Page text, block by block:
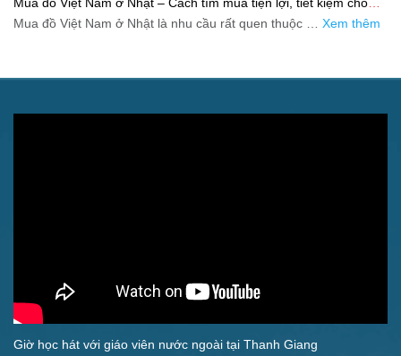
người xa quê
Mua đồ Việt Nam ở Nhật là nhu cầu rất quen thuộc … Xem thêm
Giờ học hát với giáo viên nước ngoài tại Thanh Giang